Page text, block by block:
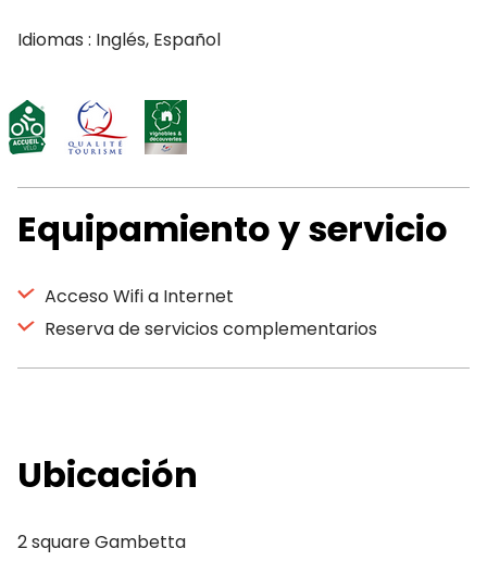
Idiomas : Inglés, Español
Equipamiento y servicio
Acceso Wifi a Internet
Reserva de servicios complementarios
Ubicación
2 square Gambetta